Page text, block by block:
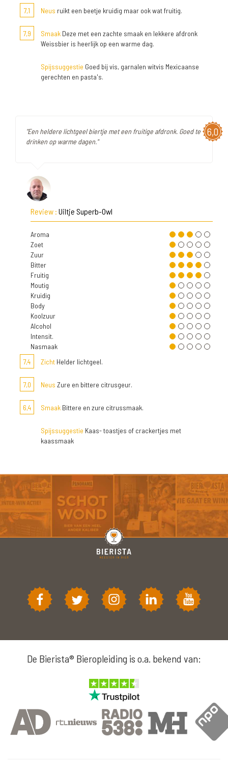
7,1 Neus ruikt een beetje kruidig maar ook wat fruitig.
7,9 Smaak Deze met een zachte smaak en lekkere afdronk
Weissbier is heerlijk op een warme dag.
Spijssuggestie Goed bij vis, garnalen witvis Mexicaanse
gerechten en pasta's.
6,0
"Een heldere lichtgeel biertje met een fruitige afdronk. Goed te
drinken op warme dagen."
Review : Uiltje Superb-Owl
Aroma
Zoet
Zuur
Bitter
Fruitig
Moutig
Kruidig
Body
Koolzuur
Alcohol
Intensit.
Nasmaak
7,4
Zicht Helder lichtgeel.
7,0 Neus Zure en bittere citrusgeur.
6,4 Smaak Bittere en zure citrussmaak.
Spijssuggestie Kaas- toastjes of crackertjes met
kaassmaak
De Bierista® Bieropleiding is o.a. bekend van: